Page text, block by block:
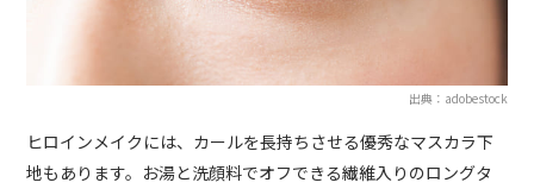
出典：adobestock
ヒロインメイクには、カールを長持ちさせる優秀なマスカラ下
地もあります。お湯と洗顔料でオフできる繊維入りのロングタ